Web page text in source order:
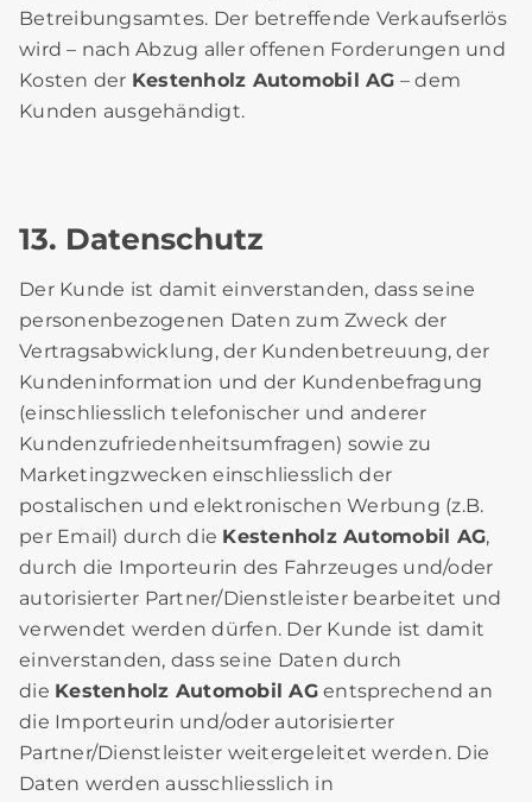
Betreibungsamtes. Der betreffende Verkaufserlös
wird – nach Abzug aller offenen Forderungen und
Kosten der Kestenholz Automobil AG – dem
Kunden ausgehändigt.
13. Datenschutz
Der Kunde ist damit einverstanden, dass seine
personenbezogenen Daten zum Zweck der
Vertragsabwicklung, der Kundenbetreuung, der
Kundeninformation und der Kundenbefragung
(einschliesslich telefonischer und anderer
Kundenzufriedenheitsumfragen) sowie zu
Marketingzwecken einschliesslich der
postalischen und elektronischen Werbung (z.B.
per Email) durch die Kestenholz Automobil AG,
durch die Importeurin des Fahrzeuges und/oder
autorisierter Partner/Dienstleister bearbeitet und
verwendet werden dürfen. Der Kunde ist damit
einverstanden, dass seine Daten durch
die Kestenholz Automobil AGentsprechend an
die Importeurin und/oder autorisierter
Partner/Dienstleister weitergeleitet werden. Die
Daten werden ausschliesslich in